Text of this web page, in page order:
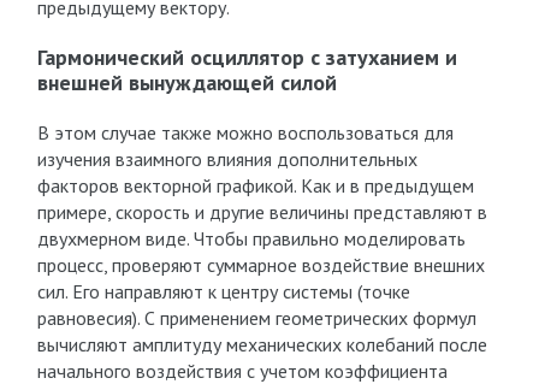
предыдущему вектору.
Гармонический осциллятор с затуханием и
внешней вынуждающей силой
В этом случае также можно воспользоваться для
изучения взаимного влияния дополнительных
факторов векторной графикой. Как и в предыдущем
примере, скорость и другие величины представляют в
двухмерном виде. Чтобы правильно моделировать
процесс, проверяют суммарное воздействие внешних
сил. Его направляют к центру системы (точке
равновесия). С применением геометрических формул
вычисляют амплитуду механических колебаний после
начального воздействия с учетом коэффициента